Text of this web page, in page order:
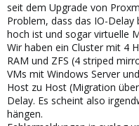
seit dem Upgrade von
Problem, dass das IO-
hoch ist und sogar virtuelle
Wir haben ein Cluster mit 4
RAM und ZFS (4 striped
VMs mit Windows Server
Host zu Host (Migration
Delay. Es scheint also
hängen.